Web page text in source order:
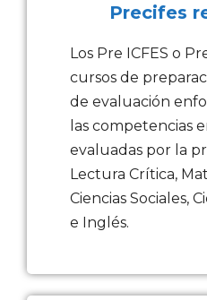
Precifes
Los Pre ICFES o
cursos de
de evaluación
las competencias
evaluadas por la
Lectura Crítica,
Ciencias Sociales,
e Inglés.